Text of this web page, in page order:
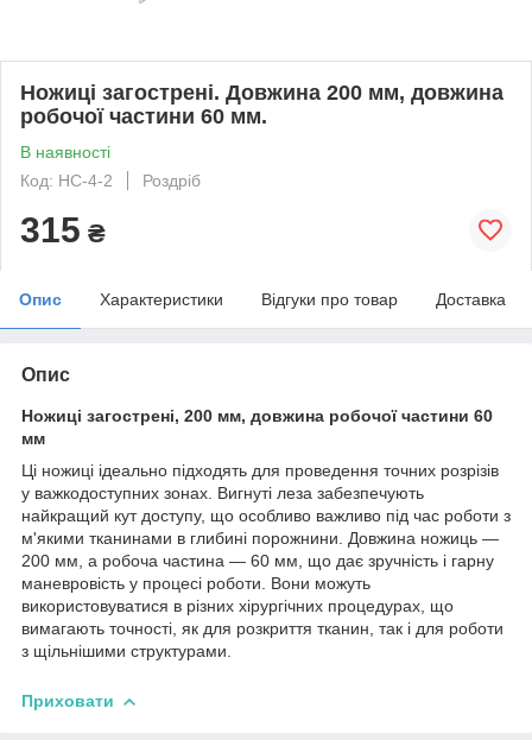
Ножиці загострені. Довжина 200 мм, довжина
робочої частини 60 мм.
В наявності
Код: НС-4-2
Роздріб
315 ₴
Опис Характеристики Відгуки про товар Доставка
Опис
Ножиці загострені, 200 мм, довжина робочої частини 60
мм
Ці ножиці ідеально підходять для проведення точних розрізів
у важкодоступних зонах. Вигнуті леза забезпечують
найкращий кут доступу, що особливо важливо під час роботи з
м'якими тканинами в глибині порожнини. Довжина ножиць —
200 мм, а робоча частина — 60 мм, що дає зручність і гарну
маневровість у процесі роботи. Вони можуть
використовуватися в різних хірургічних процедурах, що
вимагають точності, як для розкриття тканин, так і для роботи
з щільнішими структурами.
Приховати